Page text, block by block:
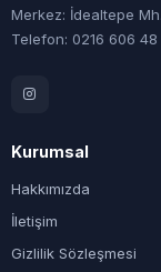
Merkez: İdealtepe
Telefon: 0216 606
Kurumsal
Hakkımızda
İletişim
Gizlilik Sözleşmesi